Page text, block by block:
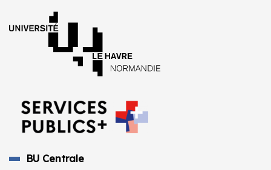
BU Centrale